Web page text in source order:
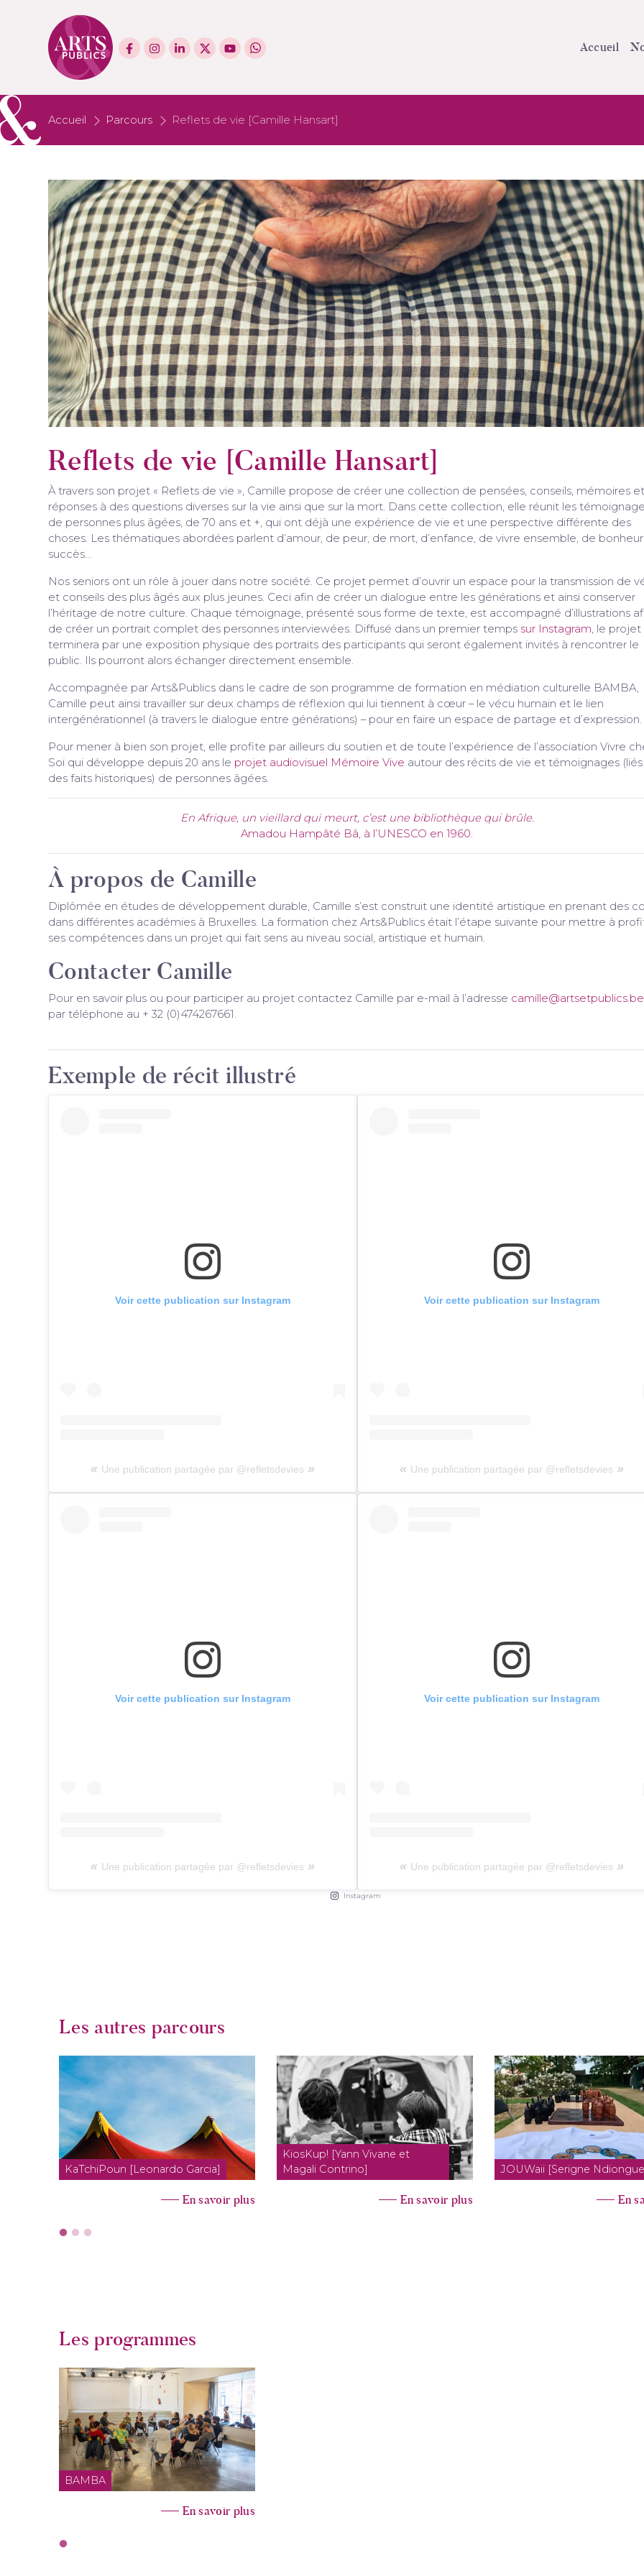
Accueil
Accueil Parcours Reflets de vie [Camille Hansart]
Reflets de vie [Camille Hansart]
À travers son projet « Reflets de vie », Camille propose de créer une collection de pensées, conseils, mémoires et
réponses à des questions diverses sur la vie ainsi que sur la mort. Dans cette collection, elle réunit les
de personnes plus âgées, de 70 ans et +, qui ont déjà une expérience de vie et une perspective différente des
choses. Les thématiques abordées parlent d’amour, de peur, de mort, d’enfance, de vivre ensemble, de
succès…
Nos seniors ont un rôle à jouer dans notre société. Ce projet permet d’ouvrir un espace pour la transmission de
et conseils des plus âgés aux plus jeunes. Ceci afin de créer un dialogue entre les générations et ainsi conserver
l’héritage de notre culture. Chaque témoignage, présenté sous forme de texte, est accompagné d’illustrations
de créer un portrait complet des personnes interviewées. Diffusé dans un premier temps sur Instagram, le projet
terminera par une exposition physique des portraits des participants qui seront également invités à rencontrer le
public. Ils pourront alors échanger directement ensemble.
Accompagnée par Arts&Publics dans le cadre de son programme de formation en médiation culturelle BAMBA,
Camille peut ainsi travailler sur deux champs de réflexion qui lui tiennent à cœur – le vécu humain et le lien
intergénérationnel (à travers le dialogue entre générations) – pour en faire un espace de partage et d’expression.
Pour mener à bien son projet, elle profite par ailleurs du soutien et de toute l’expérience de l’association Vivre
Soi qui développe depuis 20 ans le projet audiovisuel Mémoire Vive autour des récits de vie et témoignages
des faits historiques) de personnes âgées.
En Afrique, un vieillard qui meurt, c’est une bibliothèque qui brûle.
Amadou Hampâté Bâ, à l’UNESCO en 1960.
À propos de Camille
Diplômée en études de développement durable, Camille s’est construit une identité artistique en prenant des
dans différentes académies à Bruxelles. La formation chez Arts&Publics était l’étape suivante pour mettre à
ses compétences dans un projet qui fait sens au niveau social, artistique et humain.
Contacter Camille
Pour en savoir plus ou pour participer au projet contactez Camille par e-mail à l’adresse camille@artsetpublics.be
par téléphone au + 32 (0)474267661.
Exemple de récit illustré
Voir cette publication sur Instagram
Une publication partagée par @refletsdevies
Voir cette publication sur Instagram
Une publication partagée par @refletsdevies
Voir cette publication sur Instagram
Une publication partagée par @refletsdevies
Voir cette publication sur Instagram
Une publication partagée par @refletsdevies
Instagram
Les autres parcours
KaTchiPoun [Leonardo Garcia]
En savoir plus
KiosKup! [Yann Vivane et
Magali Contrino]
En savoir plus
JOUWaii [Serigne
En
Les programmes
BAMBA
En savoir plus